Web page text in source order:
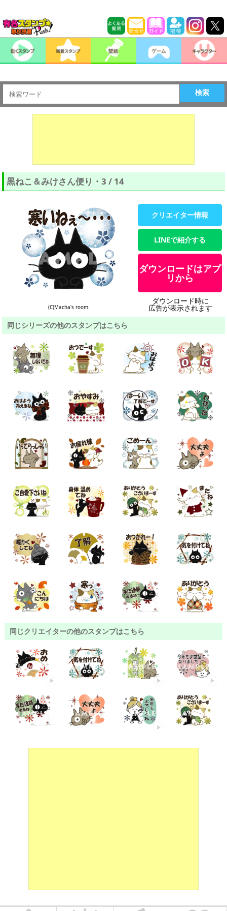
検索
黒ねこ＆みけさん便り・3 / 14
(C)Macha's room.
クリエイター情報
LINEで紹介する
ダウンロードはアプ
リから
ダウンロード時に
広告が表示されます
同じシリーズの他のスタンプはこちら
同じクリエイターの他のスタンプはこちら